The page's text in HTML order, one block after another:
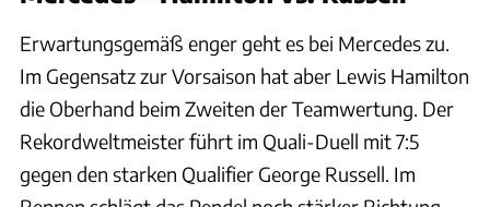
Erwartungsgemäß enger geht es bei Mercedes zu.
Im Gegensatz zur Vorsaison hat aber Lewis Hamilton
die Oberhand beim Zweiten der Teamwertung. Der
Rekordweltmeister führt im Quali-Duell mit 7:5
gegen den starken Qualifier George Russell. Im